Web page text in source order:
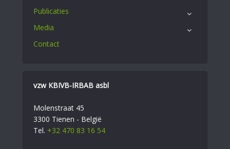
Publicaties
Media
Contact
vzw KBIVB-IRBAB asbl
Molenstraat 45
3300 Tienen - België
Tel. +32 470 83 16 54